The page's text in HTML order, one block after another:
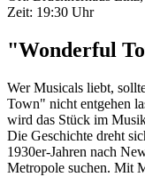
Zeit: 19:30 Uhr
"Wonderful
Wer Musicals liebt,
Town" nicht entgehen
wird das Stück im
Die Geschichte dreht
1930er-Jahren nach
Metropole suchen. Mit